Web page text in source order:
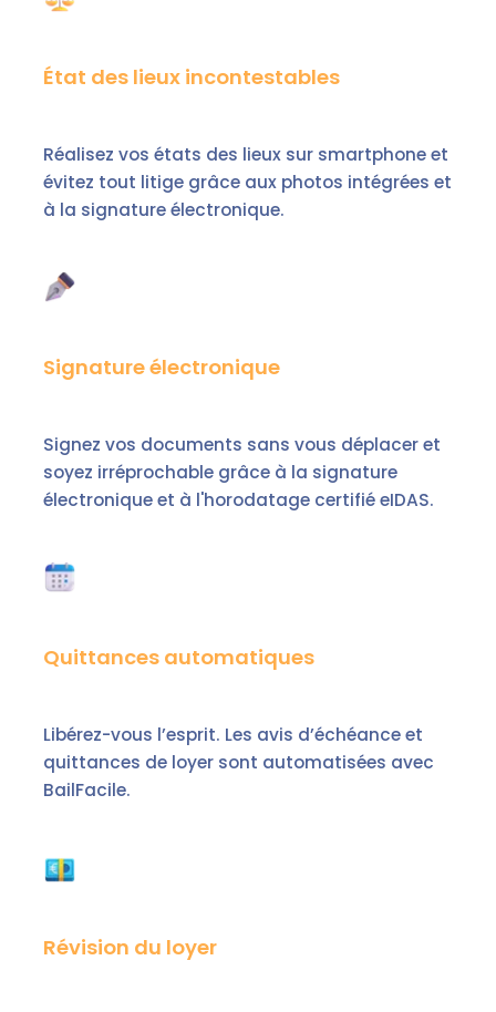
État des lieux incontestables
Réalisez vos états des lieux sur smartphone et
évitez tout litige grâce aux photos intégrées et
à la signature électronique.
Signature électronique
Signez vos documents sans vous déplacer et
soyez irréprochable grâce à la signature
électronique et à l'horodatage certifié eIDAS.
Quittances automatiques
Libérez-vous l’esprit. Les avis d’échéance et
quittances de loyer sont automatisées avec
BailFacile.
Révision du loyer